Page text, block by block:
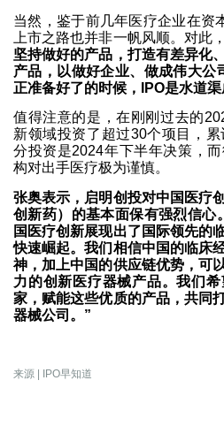
当然，鉴于前几年医疗企业在资
上市之路也并非一帆风顺。对此
坚持做好的产品，打造有差异化
产品，以做好企业、做成伟大公
正准备好了的时候，IPO是水道
值得注意的是，在刚刚过去的
新领域投资了超过30个项目，
分投资是2024年下半年决策，
构对出手医疗极为谨慎。
张奥表示，启明创投对中国医疗
创新药）的基本面保有强烈信心
国医疗创新展现出了国际领先的
快速崛起。我们相信中国的临床
神，加上中国的供应链优势，可
力的创新医疗器械产品。我们
家，赋能这些优质的产品，共同
器械公司。”
来源 | IPO早知道